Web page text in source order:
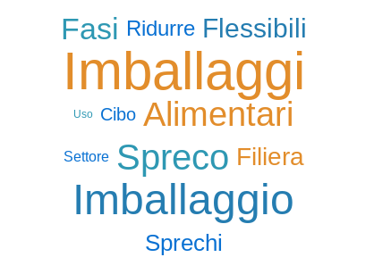
Fasi Ridurre Flessibili
Imballaggi
Uso Cibo Alimentari
Settore Spreco Filiera
Imballaggio
Sprechi